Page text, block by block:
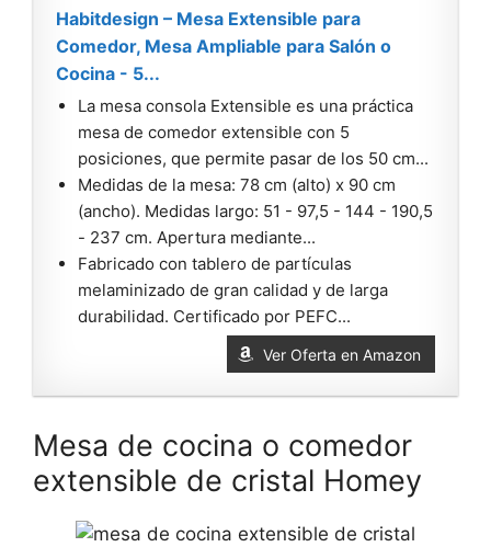
Habitdesign – Mesa Extensible para
Comedor, Mesa Ampliable para Salón o
Cocina - 5...
La mesa consola Extensible es una práctica
mesa de comedor extensible con 5
posiciones, que permite pasar de los 50 cm...
Medidas de la mesa: 78 cm (alto) x 90 cm
(ancho). Medidas largo: 51 - 97,5 - 144 - 190,5
- 237 cm. Apertura mediante...
Fabricado con tablero de partículas
melaminizado de gran calidad y de larga
durabilidad. Certificado por PEFC...
Ver Oferta en Amazon
Mesa de cocina o comedor
extensible de cristal Homey